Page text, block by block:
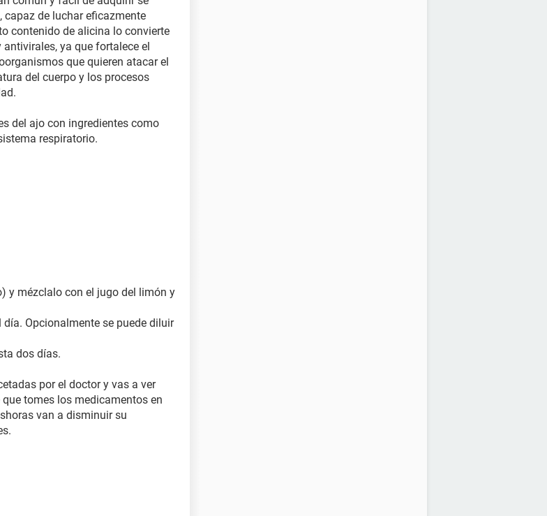
de luchar eficazmente
contenido de alicina lo convierte
ya que fortalece el
que quieren atacar el
del cuerpo y los procesos
del ajo con ingredientes como
respiratorio.
y mézclalo con el jugo del limón y
Opcionalmente se puede diluir
dos días.
por el doctor y vas a ver
tomes los medicamentos en
van a disminuir su